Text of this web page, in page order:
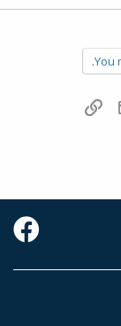
You
דואר אלקטרוני